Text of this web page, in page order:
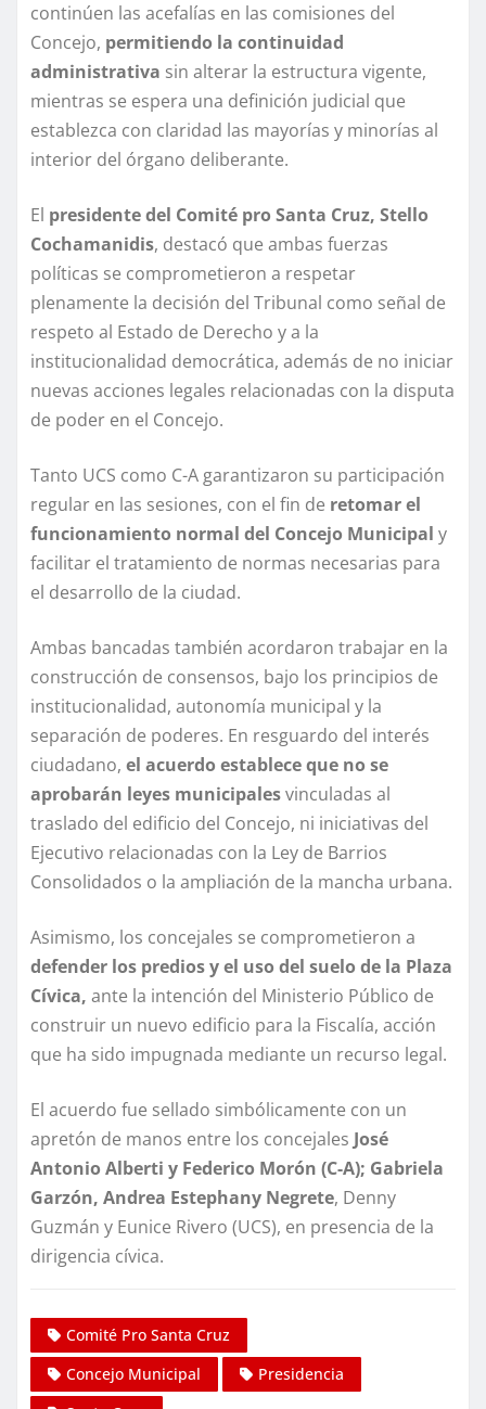
continúen las acefalías en las comisiones del
Concejo, permitiendo la continuidad
administrativa sin alterar la estructura vigente,
mientras se espera una definición judicial que
establezca con claridad las mayorías y minorías al
interior del órgano deliberante.
El presidente del Comité pro Santa Cruz, Stello
Cochamanidis, destacó que ambas fuerzas
políticas se comprometieron a respetar
plenamente la decisión del Tribunal como señal de
respeto al Estado de Derecho y a la
institucionalidad democrática, además de no iniciar
nuevas acciones legales relacionadas con la disputa
de poder en el Concejo.
Tanto UCS como C-A garantizaron su participación
regular en las sesiones, con el fin de retomar el
funcionamiento normal del Concejo Municipal y
facilitar el tratamiento de normas necesarias para
el desarrollo de la ciudad.
Ambas bancadas también acordaron trabajar en la
construcción de consensos, bajo los principios de
institucionalidad, autonomía municipal y la
separación de poderes. En resguardo del interés
ciudadano, el acuerdo establece que no se
aprobarán leyes municipalesvinculadas al
traslado del edificio del Concejo, ni iniciativas del
Ejecutivo relacionadas con la Ley de Barrios
Consolidados o la ampliación de la mancha urbana.
Asimismo, los concejales se comprometieron a
defender los predios y el uso del suelo de la Plaza
Cívica, ante la intención del Ministerio Público de
construir un nuevo edificio para la Fiscalía, acción
que ha sido impugnada mediante un recurso legal.
El acuerdo fue sellado simbólicamente con un
apretón de manos entre los concejales José
Antonio Alberti y Federico Morón (C-A); Gabriela
Garzón, Andrea Estephany Negrete, Denny
Guzmán y Eunice Rivero (UCS), en presencia de la
dirigencia cívica.
Comité Pro Santa Cruz
Concejo Municipal
Presidencia